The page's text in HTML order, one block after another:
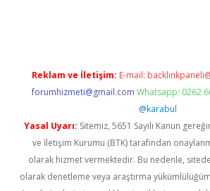
Reklam ve İletişim: E-mail:
forumhizmeti@gmail.com Whatsapp: 0262
@karabul
Yasal Uyarı: Sitemiz, 5651 Sayılı Kanun
ve İletişim Kurumu (BTK) tarafından
olarak hizmet vermektedir. Bu nedenle,
olarak denetleme veya araştırma